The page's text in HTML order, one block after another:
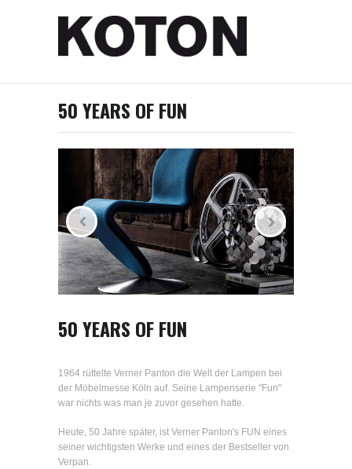
50 YEARS OF FUN
50 YEARS OF FUN
1964 rüttelte Verner Panton die Welt der Lampen bei
der Möbelmesse Köln auf. Seine Lampenserie "Fun"
war nichts was man je zuvor gesehen hatte.
Heute, 50 Jahre später, ist Verner Panton's FUN eines
seiner wichtigsten Werke und eines der Bestseller von
Verpan.